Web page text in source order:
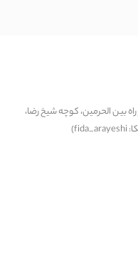
راه بین الحرمین، کوچه شیخ رضا،